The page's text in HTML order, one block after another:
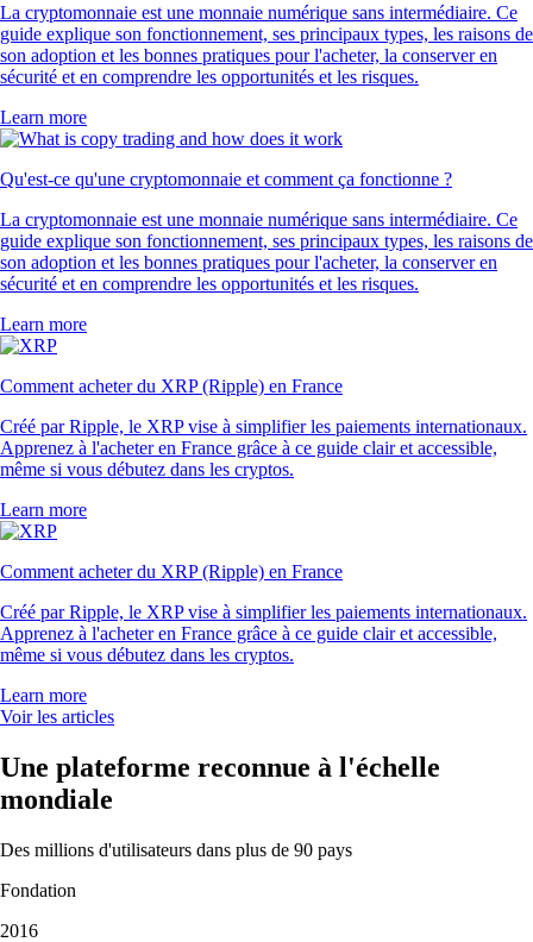
La cryptomonnaie est une monnaie numérique sans intermédiaire. Ce
guide explique son fonctionnement, ses principaux types, les raisons de
son adoption et les bonnes pratiques pour l'acheter, la conserver en
sécurité et en comprendre les opportunités et les risques.
Learn more
Qu'est-ce qu'une cryptomonnaie et comment ça fonctionne ?
La cryptomonnaie est une monnaie numérique sans intermédiaire. Ce
guide explique son fonctionnement, ses principaux types, les raisons de
son adoption et les bonnes pratiques pour l'acheter, la conserver en
sécurité et en comprendre les opportunités et les risques.
Learn more
Comment acheter du XRP (Ripple) en France
Créé par Ripple, le XRP vise à simplifier les paiements internationaux.
Apprenez à l'acheter en France grâce à ce guide clair et accessible,
même si vous débutez dans les cryptos.
Learn more
Comment acheter du XRP (Ripple) en France
Créé par Ripple, le XRP vise à simplifier les paiements internationaux.
Apprenez à l'acheter en France grâce à ce guide clair et accessible,
même si vous débutez dans les cryptos.
Learn more
Voir les articles
Une plateforme reconnue à l'échelle
mondiale
Des millions d'utilisateurs dans plus de 90 pays
Fondation
2016